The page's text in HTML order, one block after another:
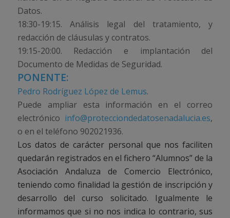
Datos.
18:30-19:15. Análisis legal del tratamiento, y
redacción de cláusulas y contratos.
19:15-20:00. Redacción e implantación del
Documento de Medidas de Seguridad.
PONENTE:
Pedro Rodríguez López de Lemus.
Puede ampliar esta información en el correo
electrónico info@protecciondedatosenadalucia.es,
o en el teléfono 902021936.
Los datos de carácter personal que nos faciliten
quedarán registrados en el fichero “Alumnos” de la
Asociación Andaluza de Comercio Electrónico,
teniendo como finalidad la gestión de inscripción y
desarrollo del curso solicitado. Igualmente le
informamos que si no nos indica lo contrario, sus